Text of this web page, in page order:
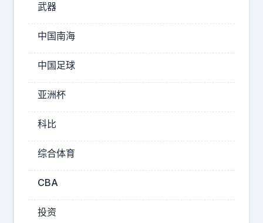
人
卡
结
账
这
个
细
节
最
讽
刺
。
意
武器
中国南海
中国足球
亚洲杯
科比
综合体育
CBA
投资